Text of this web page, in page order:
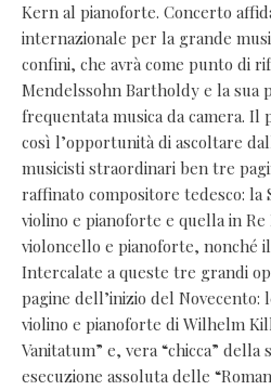
Kern al pianoforte. Concerto
internazionale per la grande
confini, che avrà come punto di
Mendelssohn Bartholdy e la sua
frequentata musica da camera. Il
così l’opportunità di ascoltare
musicisti straordinari ben tre
raffinato compositore tedesco: la
violino e pianoforte e quella in
violoncello e pianoforte, nonché
Intercalate a queste tre grandi
pagine dell’inizio del Novecento:
violino e pianoforte di Wilhelm
Vanitatum” e, vera “chicca” della
esecuzione assoluta delle